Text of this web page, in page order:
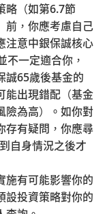
略（如第6.7節
前，你應考慮自己
注意中銀保誠核心
不一定適合你，
誠65歲後基金的
能出現錯配（基金
險為高）。如你對
存有疑問，你應尋
自身情況之後才
施有可能影響你的
設投資策略對你的
6樓601B室（灣
1205-6室（尖沙
1802A室（荃灣西